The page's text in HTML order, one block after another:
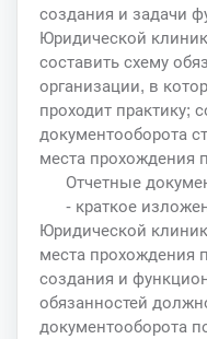
создания и задачи
Юридической
составить схему
организации, в
проходит практику;
документооборота
места прохождения
Отчетные
- краткое
Юридической
места прохождения
создания и
обязанностей
документооборота